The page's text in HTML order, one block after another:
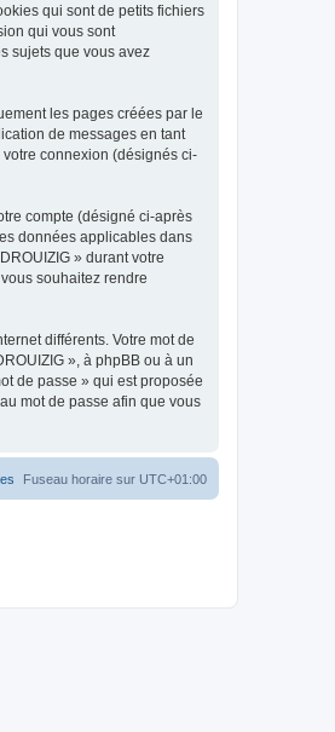
qui sont de petits fichiers
qui vous sont
sujets que vous avez
les pages créées par le
de messages en tant
connexion (désignés ci-
compte (désigné ci-après
données applicables dans
» durant votre
souhaitez rendre
différents. Votre mot de
», à phpBB ou à un
de passe » qui est proposée
mot de passe afin que vous
Fuseau horaire sur UTC+01:00